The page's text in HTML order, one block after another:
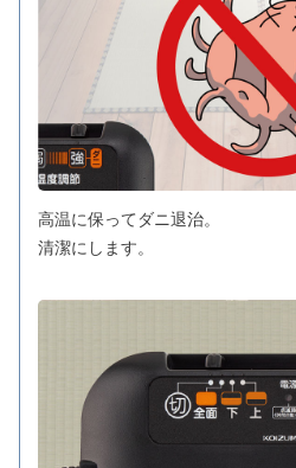
高温に保ってダニ退治。
清潔にします。